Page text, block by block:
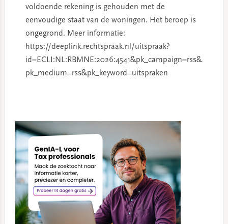
voldoende rekening is gehouden met de
eenvoudige staat van de woningen. Het beroep is
ongegrond. Meer informatie:
https://deeplink.rechtspraak.nl/uitspraak?
id=ECLI:NL:RBMNE:2026:4541&pk_campaign=rss&
pk_medium=rss&pk_keyword=uitspraken
Sidebar